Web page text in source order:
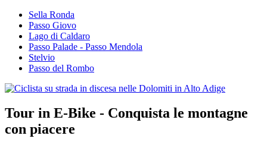
Sella Ronda
Passo Giovo
Lago di Caldaro
Passo Palade - Passo Mendola
Stelvio
Passo del Rombo
Tour in E-Bike - Conquista le montagne
con piacere